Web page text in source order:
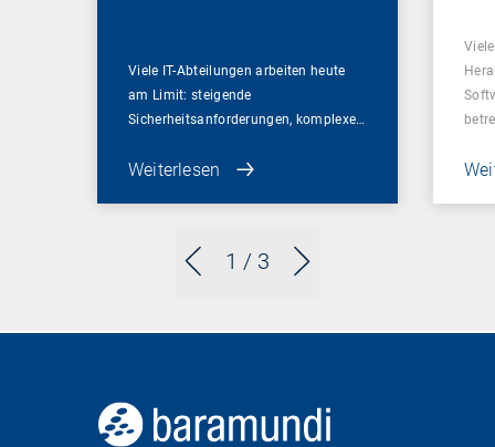
1 / 3
Viele IT-Abteilungen arbeiten heute
am Limit: steigende
Sicherheitsanforderungen, komplexe…
Weiterlesen